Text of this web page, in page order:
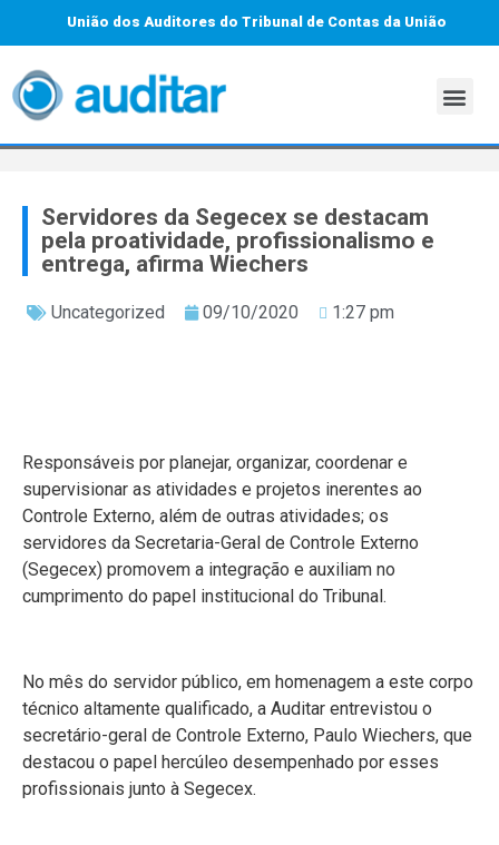
União dos Auditores do Tribunal de Contas da União
Servidores da Segecex se destacam
pela proatividade, profissionalismo e
entrega, afirma Wiechers
Uncategorized 09/10/2020 1:27 pm
Responsáveis por planejar, organizar, coordenar e
supervisionar as atividades e projetos inerentes ao
Controle Externo, além de outras atividades; os
servidores da Secretaria-Geral de Controle Externo
(Segecex) promovem a integração e auxiliam no
cumprimento do papel institucional do Tribunal.
No mês do servidor público, em homenagem a este corpo
técnico altamente qualificado, a Auditar entrevistou o
secretário-geral de Controle Externo, Paulo Wiechers, que
destacou o papel hercúleo desempenhado por esses
profissionais junto à Segecex.